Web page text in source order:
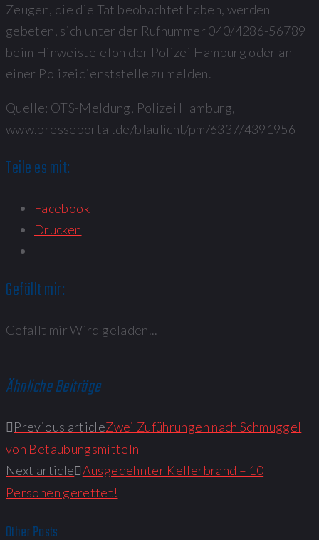
Zeugen, die die Tat beobachtet haben, werden
gebeten, sich unter der Rufnummer 040/4286-56789
beim Hinweistelefon der Polizei Hamburg oder an
einer Polizeidienststelle zu melden.
Quelle: OTS-Meldung, Polizei Hamburg,
www.presseportal.de/blaulicht/pm/6337/4391956
Teile es mit:
Facebook
Drucken
Gefällt mir:
Gefällt mirWird geladen...
Ähnliche Beiträge
Previous articleZwei Zuführungen nach Schmuggel
von Betäubungsmitteln
Next article Ausgedehnter Kellerbrand – 10
Personen gerettet!
Other Posts